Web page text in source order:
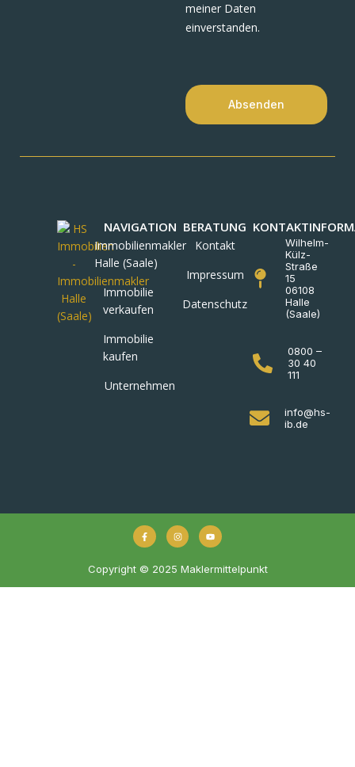
meiner Daten
einverstanden.
Absenden
NAVIGATION
Immobilienmakler
Halle (Saale)
Immobilie
verkaufen
Immobilie
kaufen
Unternehmen
BERATUNG
Kontakt
Impressum
Datenschutz
Wilhelm-
Külz-
Straße
15
06108
Halle
(Saale)
0800 –
30 40
111
info@hs-
ib.de
Copyright © 2025 Maklermittelpunkt